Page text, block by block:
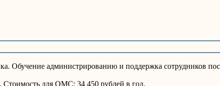
Обучение администрированию и поддержка сотрудников
для ОМС: 34 450 рублей в год.